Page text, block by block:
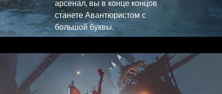
арсенал, вы в конце концов
станете Авантюристом с
большой буквы.